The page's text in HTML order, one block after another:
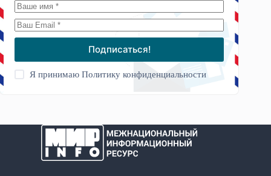
Подписаться!
Я принимаюПолитику конфиденциальности